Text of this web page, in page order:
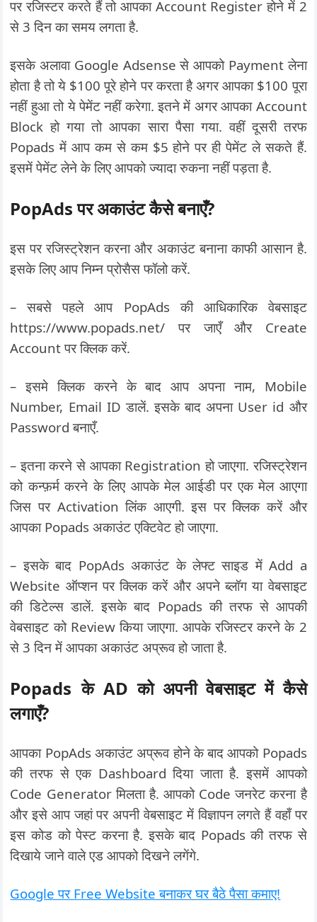
पर रजिस्टर करते हैं तो आपका Account Register होने में 2
से 3 दिन का समय लगता है.
इसके अलावा Google Adsense से आपको Payment लेना
होता है तो ये $100 पूरे होने पर करता है अगर आपका $100 पूरा
नहीं हुआ तो ये पेमेंट नहीं करेगा. इतने में अगर आपका Account
Block हो गया तो आपका सारा पैसा गया. वहीं दूसरी तरफ
Popads में आप कम से कम $5 होने पर ही पेमेंट ले सकते हैं.
इसमें पेमेंट लेने के लिए आपको ज्यादा रुकना नहीं पड़ता है.
PopAds पर अकाउंट कैसे बनाएँ?
इस पर रजिस्ट्रेशन करना और अकाउंट बनाना काफी आसान है.
इसके लिए आप निम्न प्रोसैस फॉलो करें.
– सबसे पहले आप PopAds की आधिकारिक वेबसाइट
https://www.popads.net/ पर जाएँ और Create
Account पर क्लिक करें.
– इसमे क्लिक करने के बाद आप अपना नाम, Mobile
Number, Email ID डालें. इसके बाद अपना User id और
Password बनाएँ.
– इतना करने से आपका Registration हो जाएगा. रजिस्ट्रेशन
को कन्फ़र्म करने के लिए आपके मेल आईडी पर एक मेल आएगा
जिस पर Activation लिंक आएगी. इस पर क्लिक करें और
आपका Popads अकाउंट एक्टिवेट हो जाएगा.
– इसके बाद PopAds अकाउंट के लेफ्ट साइड में Add a
Website ऑप्शन पर क्लिक करें और अपने ब्लॉग या वेबसाइट
की डिटेल्स डालें. इसके बाद Popads की तरफ से आपकी
वेबसाइट को Review किया जाएगा. आपके रजिस्टर करने के 2
से 3 दिन में आपका अकाउंट अप्रूव हो जाता है.
Popads के AD को अपनी वेबसाइट में कैसे
लगाएँ?
आपका PopAds अकाउंट अप्रूव होने के बाद आपको Popads
की तरफ से एक Dashboard दिया जाता है. इसमें आपको
Code Generator मिलता है. आपको Code जनरेट करना है
और इसे आप जहां पर अपनी वेबसाइट में विज्ञापन लगते हैं वहाँ पर
इस कोड को पेस्ट करना है. इसके बाद Popads की तरफ से
दिखाये जाने वाले एड आपको दिखने लगेंगे.
Google पर Free Website बनाकर घर बैठे पैसा कमाए!